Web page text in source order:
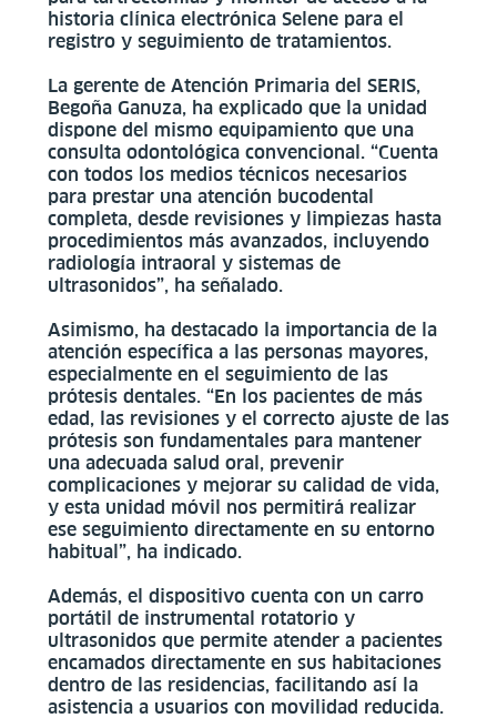
historia clínica electrónica Selene para el
registro y seguimiento de tratamientos.
La gerente de Atención Primaria del SERIS,
Begoña Ganuza, ha explicado que la unidad
dispone del mismo equipamiento que una
consulta odontológica convencional. “Cuenta
con todos los medios técnicos necesarios
para prestar una atención bucodental
completa, desde revisiones y limpiezas hasta
procedimientos más avanzados, incluyendo
radiología intraoral y sistemas de
ultrasonidos”, ha señalado.
Asimismo, ha destacado la importancia de la
atención específica a las personas mayores,
especialmente en el seguimiento de las
prótesis dentales. “En los pacientes de más
edad, las revisiones y el correcto ajuste de las
prótesis son fundamentales para mantener
una adecuada salud oral, prevenir
complicaciones y mejorar su calidad de vida,
y esta unidad móvil nos permitirá realizar
ese seguimiento directamente en su entorno
habitual”, ha indicado.
Además, el dispositivo cuenta con un carro
portátil de instrumental rotatorio y
ultrasonidos que permite atender a pacientes
encamados directamente en sus habitaciones
dentro de las residencias, facilitando así la
asistencia a usuarios con movilidad reducida.